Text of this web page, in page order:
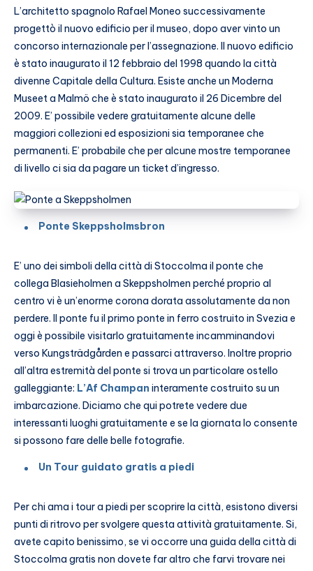
L’architetto spagnolo Rafael Moneo successivamente
progettò il nuovo edificio per il museo, dopo aver vinto un
concorso internazionale per l’assegnazione. Il nuovo edificio
è stato inaugurato il 12 febbraio del 1998 quando la città
divenne Capitale della Cultura. Esiste anche un Moderna
Museet a Malmö che è stato inaugurato il 26 Dicembre del
2009. E’ possibile vedere gratuitamente alcune delle
maggiori collezioni ed esposizioni sia temporanee che
permanenti. E’ probabile che per alcune mostre temporanee
di livello ci sia da pagare un ticket d’ingresso.
Ponte Skeppsholmsbron
E’ uno dei simboli della città di Stoccolma il ponte che
collega Blasieholmen a Skeppsholmen perché proprio al
centro vi è un’enorme corona dorata assolutamente da non
perdere. Il ponte fu il primo ponte in ferro costruito in Svezia e
oggi è possibile visitarlo gratuitamente incamminandovi
verso Kungsträdgården e passarci attraverso. Inoltre proprio
all’altra estremità del ponte si trova un particolare ostello
galleggiante: L’Af Champan interamente costruito su un
imbarcazione. Diciamo che qui potrete vedere due
interessanti luoghi gratuitamente e se la giornata lo consente
si possono fare delle belle fotografie.
Un Tour guidato gratis a piedi
Per chi ama i tour a piedi per scoprire la città, esistono diversi
punti di ritrovo per svolgere questa attività gratuitamente. Si,
avete capito benissimo, se vi occorre una guida della città di
Stoccolma gratis non dovete far altro che farvi trovare nei